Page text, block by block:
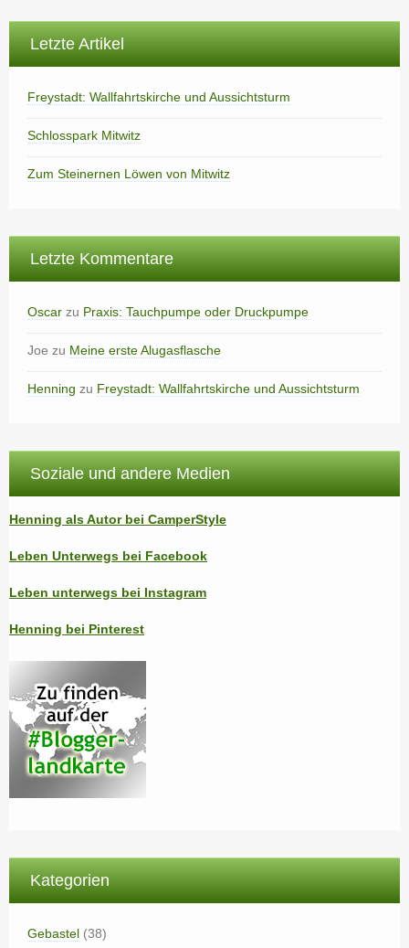
Letzte Artikel
Freystadt: Wallfahrtskirche und Aussichtsturm
Schlosspark Mitwitz
Zum Steinernen Löwen von Mitwitz
Letzte Kommentare
Oscar zu Praxis: Tauchpumpe oder Druckpumpe
Joe zu Meine erste Alugasflasche
Henning zu Freystadt: Wallfahrtskirche und Aussichtsturm
Soziale und andere Medien
Henning als Autor bei CamperStyle
Leben Unterwegs bei Facebook
Leben unterwegs bei Instagram
Henning bei Pinterest
Kategorien
Gebastel (38)